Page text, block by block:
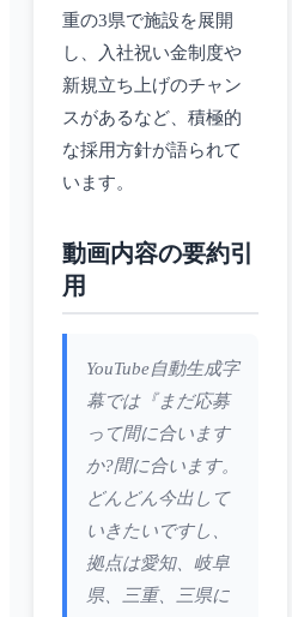
重の3県で施設を展開
し、入社祝い金制度や
新規立ち上げのチャン
スがあるなど、積極的
な採用方針が語られて
います。
動画内容の要約引
用
YouTube自動生成字
幕では『まだ応募
って間に合います
か?間に合います。
どんどん今出して
いきたいですし、
拠点は愛知、岐阜
県、三重、三県に